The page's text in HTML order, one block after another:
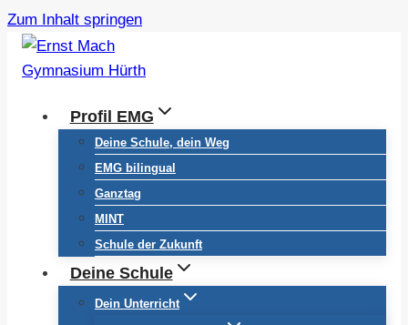
Zum Inhalt springen
Profil EMG
Deine Schule, dein Weg
EMG bilingual
Ganztag
MINT
Schule der Zukunft
Deine Schule
Dein Unterricht